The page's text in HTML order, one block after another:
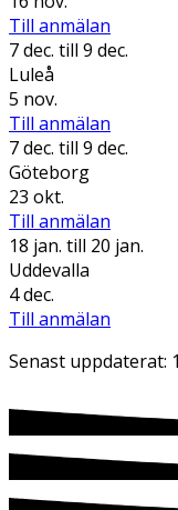
Till anmälan
7 dec. till 9 dec.
Luleå
5 nov.
Till anmälan
7 dec. till 9 dec.
Göteborg
23 okt.
Till anmälan
18 jan. till 20 jan.
Uddevalla
4 dec.
Till anmälan
Senast uppdaterat: